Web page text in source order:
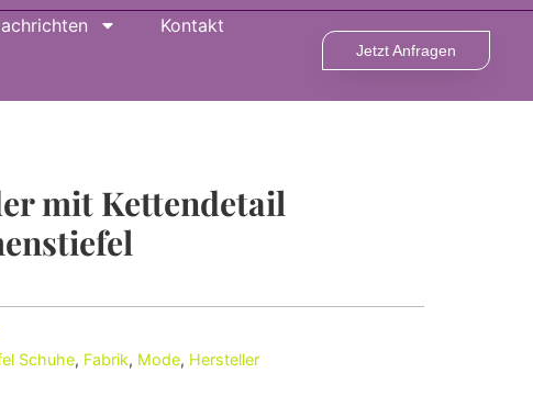
Kontakt
Jetzt Anfragen
mit Kettendetail
Schuhe, Fabrik, Mode, Hersteller